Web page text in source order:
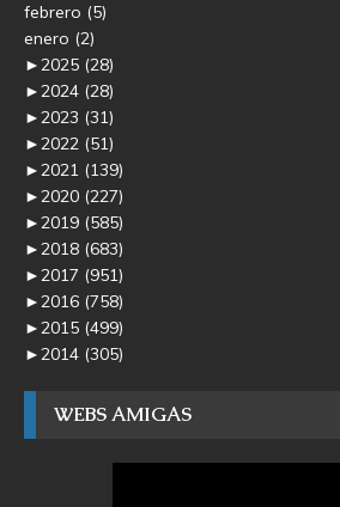
febrero (5)
enero (2)
►2025 (28)
►2024 (28)
►2023 (31)
►2022 (51)
►2021 (139)
►2020 (227)
►2019 (585)
►2018 (683)
►2017 (951)
►2016 (758)
►2015 (499)
►2014 (305)
WEBS AMIGAS